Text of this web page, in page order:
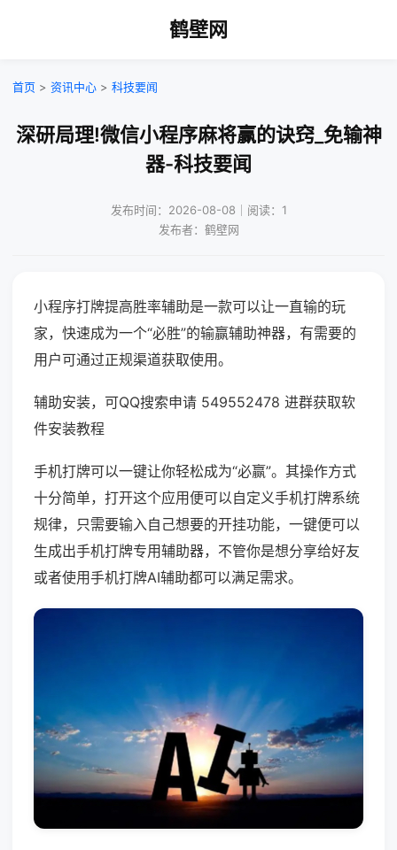
鹤壁网
首页 > 资讯中心 > 科技要闻
深研局理!微信小程序麻将赢的诀窍_免输神
器-科技要闻
发布时间：2026-08-08｜阅读：1
发布者：鹤壁网
小程序打牌提高胜率辅助是一款可以让一直输的玩
家，快速成为一个“必胜”的输赢辅助神器，有需要的
用户可通过正规渠道获取使用。
辅助安装，可QQ搜索申请 549552478 进群获取软
件安装教程
手机打牌可以一键让你轻松成为“必赢”。其操作方式
十分简单，打开这个应用便可以自定义手机打牌系统
规律，只需要输入自己想要的开挂功能，一键便可以
生成出手机打牌专用辅助器，不管你是想分享给好友
或者使用手机打牌AI辅助都可以满足需求。